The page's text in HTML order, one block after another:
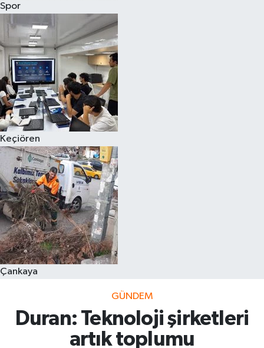
Spor
Keçiören
Çankaya
GÜNDEM
Duran: Teknoloji şirketleri
artık toplumu